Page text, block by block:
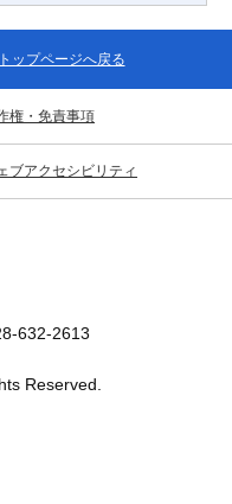
トップページへ戻る
権・免責事項
ブアクセシビリティ
632-2613
Reserved.